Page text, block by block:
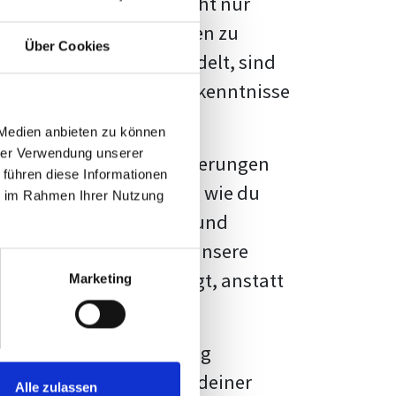
Über Cookies
anbieten zu können
Verwendung unserer
diese Informationen
Rahmen Ihrer Nutzung
Marketing
Alle zulassen
Fakten und Quellen zu
handelt, sind
und Erkenntnisse
vor diesen Herausforderungen
kannst, sondern auch, wie du
Formatierung und
Erwartungen, und unsere
Vorlage zeigt, anstatt
große Herausforderung
wird die Formatierung deiner